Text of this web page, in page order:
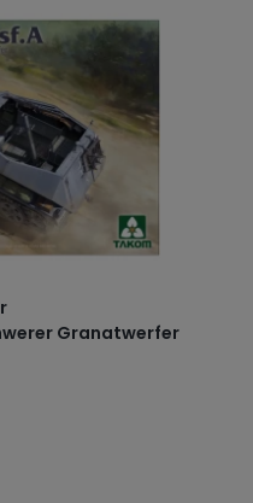
Granatwerfer